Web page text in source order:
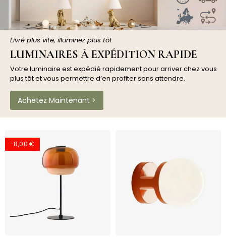
Livré plus vite, illuminez plus tôt
LUMINAIRES À EXPÉDITION RAPIDE
Votre luminaire est expédié rapidement pour arriver chez vous
plus tôt et vous permettre d’en profiter sans attendre.
Achetez Maintenant >
-8,00 €